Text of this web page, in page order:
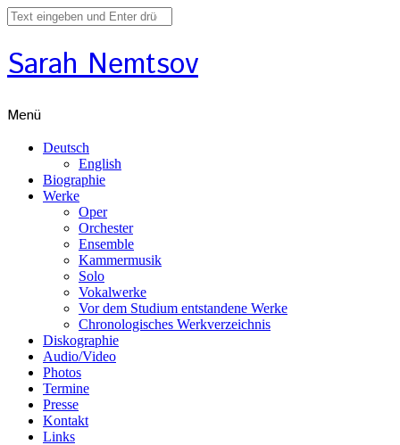
Sarah Nemtsov
Menü
Deutsch
English
Biographie
Werke
Oper
Orchester
Ensemble
Kammermusik
Solo
Vokalwerke
Vor dem Studium entstandene Werke
Chronologisches Werkverzeichnis
Diskographie
Audio/Video
Photos
Termine
Presse
Kontakt
Links